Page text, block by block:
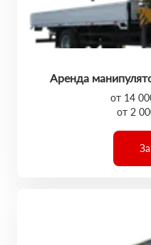
Аренда
от 14
от 2